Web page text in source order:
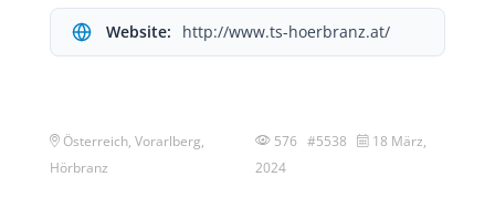
Website: http://www.ts-hoerbranz.at/
Österreich, Vorarlberg,
Hörbranz
576 #5538
18 März,
2024